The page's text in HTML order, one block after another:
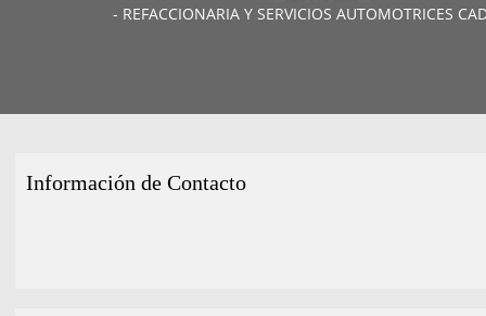
- REFACCIONARIA Y SERVICIOS AUTOMOTRICES
Información de Contacto